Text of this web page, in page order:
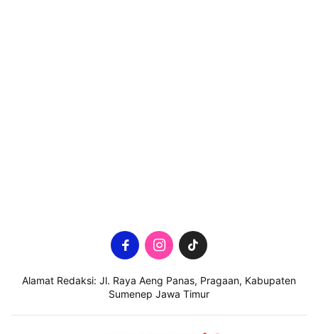
Alamat Redaksi: Jl. Raya Aeng Panas, Pragaan, Kabupaten
Sumenep Jawa Timur